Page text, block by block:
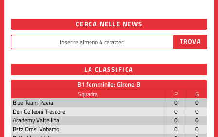
CERCA NELLE NEWS
LA CLASSIFICA
B1 femminile: Girone B
Squadra P
G
Blue Team Pavia
0
0
Don Colleoni Trescore
0
0
Academy Valtellina
0
0
Bstz Omsi Vobarno
0
0